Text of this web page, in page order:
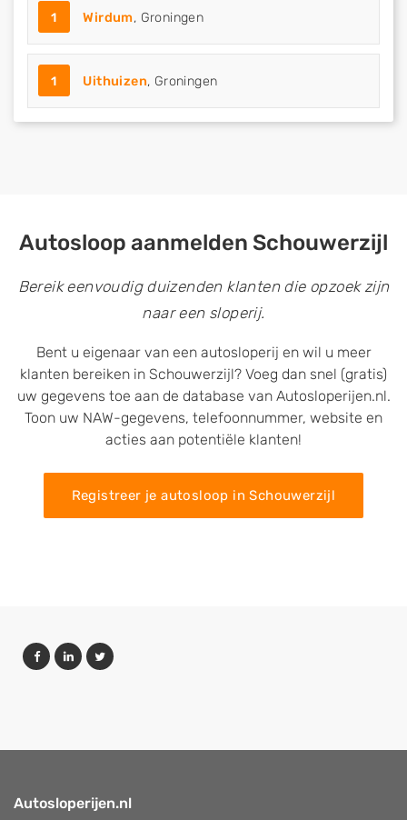
1 Wirdum, Groningen
1 Uithuizen, Groningen
Autosloop aanmelden Schouwerzijl
Bereik eenvoudig duizenden klanten die opzoek zijn
naar een sloperij.
Bent u eigenaar van een autosloperij en wil u meer
klanten bereiken in Schouwerzijl? Voeg dan snel (gratis)
uw gegevens toe aan de database van Autosloperijen.nl.
Toon uw NAW-gegevens, telefoonnummer, website en
acties aan potentiële klanten!
Registreer je autosloop in Schouwerzijl
Autosloperijen.nl